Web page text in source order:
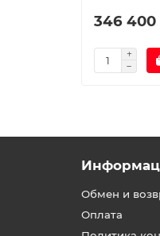
346 400
Обмен и
Оплата